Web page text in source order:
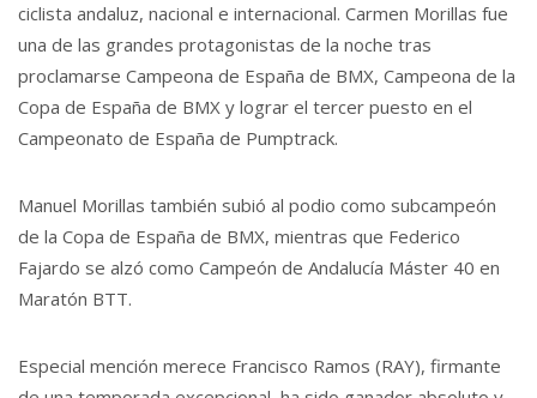
ciclista andaluz, nacional e internacional. Carmen Morillas fue
una de las grandes protagonistas de la noche tras
proclamarse Campeona de España de BMX, Campeona de la
Copa de España de BMX y lograr el tercer puesto en el
Campeonato de España de Pumptrack.
Manuel Morillas también subió al podio como subcampeón
de la Copa de España de BMX, mientras que Federico
Fajardo se alzó como Campeón de Andalucía Máster 40 en
Maratón BTT.
Especial mención merece Francisco Ramos (RAY), firmante